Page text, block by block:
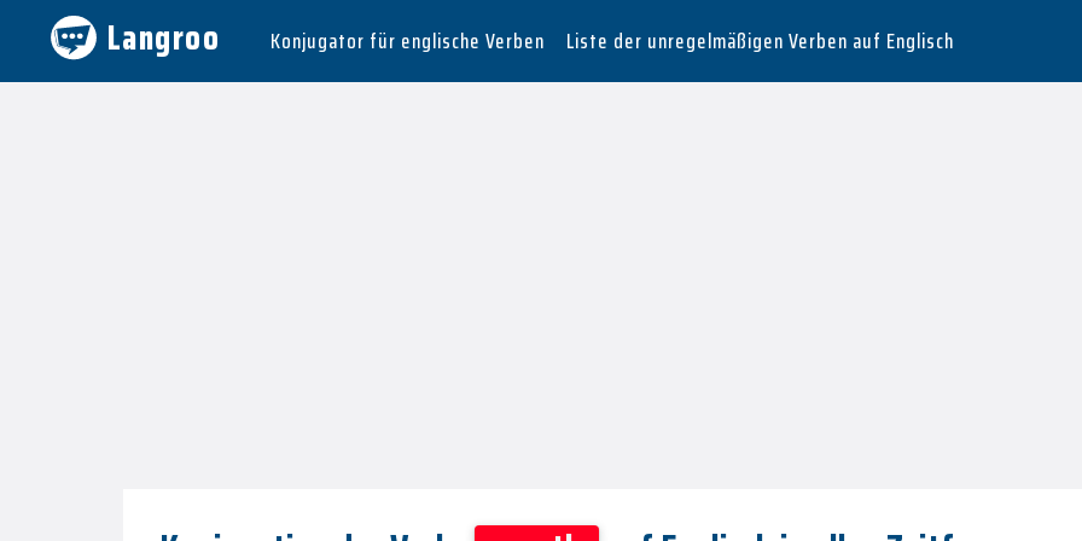
Langroo Konjugator für englische Verben Liste der unregelmäßigen Verben auf Englisch